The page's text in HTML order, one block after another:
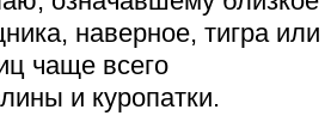
наверное, тигра или
чаще всего
и куропатки.